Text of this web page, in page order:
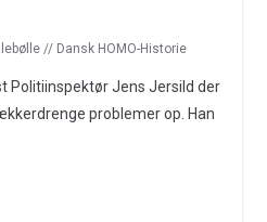
// Dansk HOMO-Historie
Politiinspektør Jens Jersild der
problemer op. Han